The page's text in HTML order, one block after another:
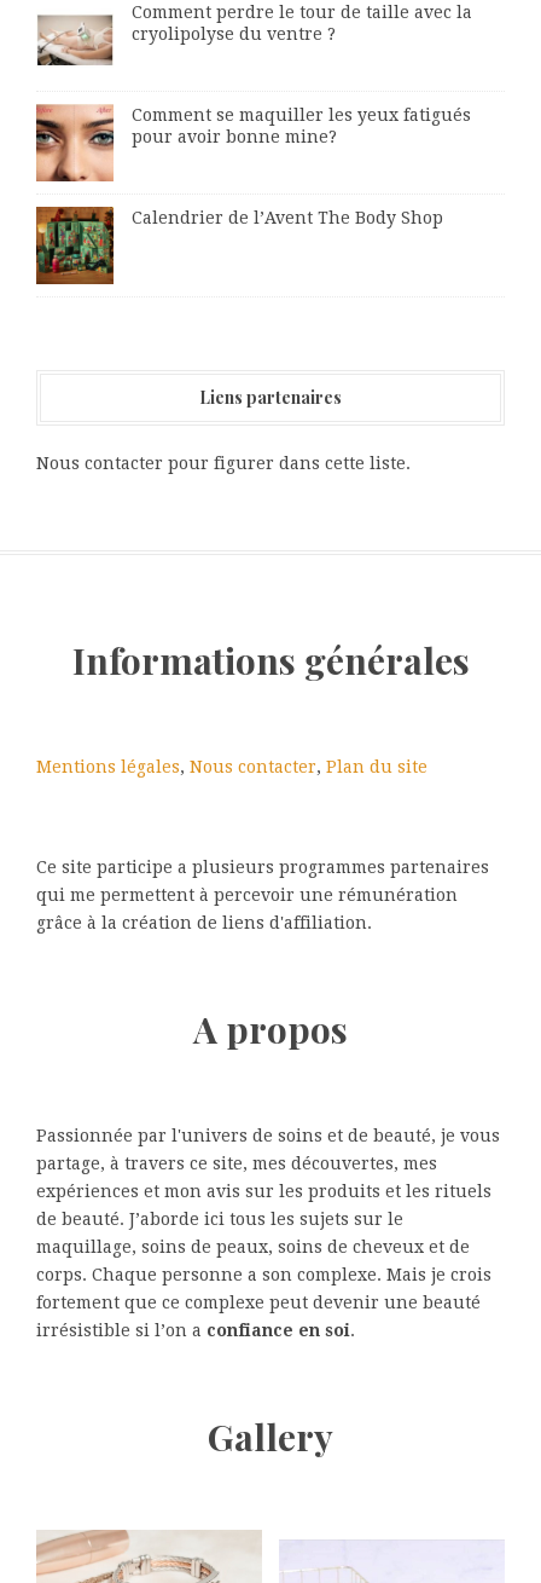
Comment perdre le tour de taille avec la
cryolipolyse du ventre ?
Comment se maquiller les yeux fatigués
pour avoir bonne mine?
Calendrier de l’Avent The Body Shop
Liens partenaires
Nous contacter pour figurer dans cette liste.
Informations générales
Mentions légales, Nous contacter, Plan du site
Ce site participe a plusieurs programmes partenaires
qui me permettent à percevoir une rémunération
grâce à la création de liens d'affiliation.
A propos
Passionnée par l'univers de soins et de beauté, je vous
partage, à travers ce site, mes découvertes, mes
expériences et mon avis sur les produits et les rituels
de beauté. J’aborde ici tous les sujets sur le
maquillage, soins de peaux, soins de cheveux et de
corps. Chaque personne a son complexe. Mais je crois
fortement que ce complexe peut devenir une beauté
irrésistible si l’on a confiance en soi.
Gallery